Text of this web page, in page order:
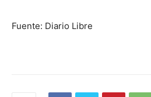
Fuente: Diario Libre